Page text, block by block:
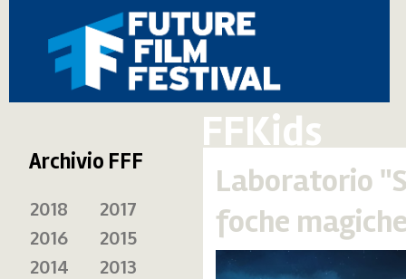
FFKids
Laboratorio
foche
Archivio FFF
2018
2017
2016
2015
2014
2013